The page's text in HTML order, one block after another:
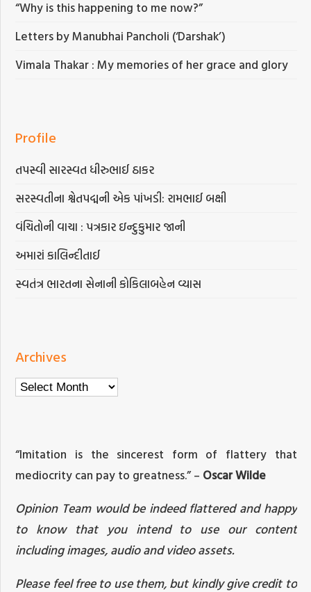
“Why is this happening to me now?”
Letters by Manubhai Pancholi (‘Darshak’)
Vimala Thakar : My memories of her grace and glory
Profile
તપસ્વી સારસ્વત ધીરુભાઈ ઠાકર
સરસ્વતીના શ્વેતપદ્મની એક પાંખડી: રામભાઈ બક્ષી
વંચિતોની વાચા : પત્રકાર ઇન્દુકુમાર જાની
અમારાં કાલિન્દીતાઈ
સ્વતંત્ર ભારતના સેનાની કોકિલાબહેન વ્યાસ
Archives
Archives
“Imitation is the sincerest form of flattery that
mediocrity can pay to greatness.” – Oscar Wilde
Opinion Team would be indeed flattered and happy
to know that you intend to use our content
including images, audio and video assets.
Please feel free to use them, but kindly give credit to